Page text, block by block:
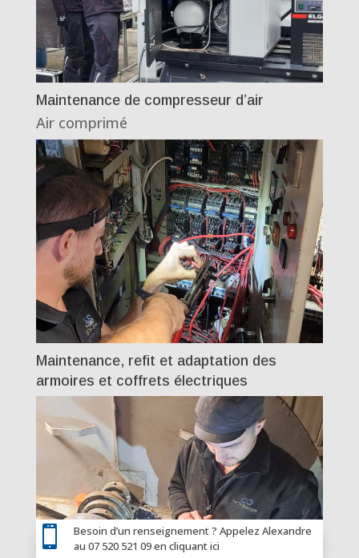
Maintenance de compresseur d’air
Air comprimé
Maintenance, refit et adaptation des
armoires et coffrets électriques

Besoin d’un renseignement ? Appelez Alexandre
au 07 520 521 09 en cliquant ici